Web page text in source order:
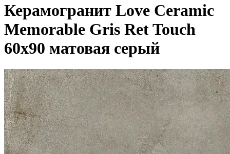
Керамогранит Love Ceramic
Memorable Gris Ret Touch
60x90 матовая серый